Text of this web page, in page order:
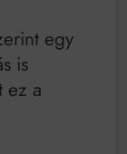
egy
is
ez a